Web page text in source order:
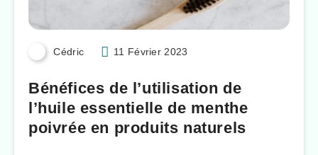
Cédric 11 Février 2023
Bénéfices de l’utilisation de
l’huile essentielle de menthe
poivrée en produits naturels